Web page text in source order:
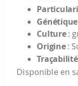
Génétique
Culture:
Origine:
Traçabilité
Disponible en